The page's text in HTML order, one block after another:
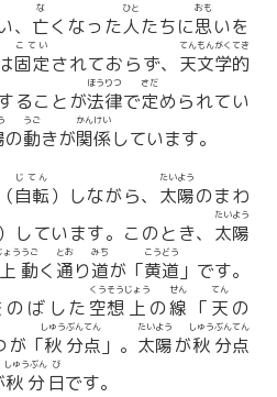
、 亡
な
くなった人
ひと
たちに思
おも
いを
固定
こてい
されておらず、 天文学
てんもんがく
的
てき
ることが法律
ほうりつ
で定
さだ
められてい
の動
うご
きが関係
かんけい
しています。
（自転
じてん
）しながら、 太陽
たいよう
のまわ
）しています。このとき、 太陽
たいよう
上
ょう
動
うご
く 通
とお
り道
みち
が「黄道
こうどう
」です。
のばした 空想
くうそう
上
じょう
の線
せん
「 天
てん
の
が「秋
しゅう
分点
ぶんてん
」。 太陽
たいよう
が秋
しゅう
分点
ぶんてん
秋分
しゅうぶん
日
び
です。